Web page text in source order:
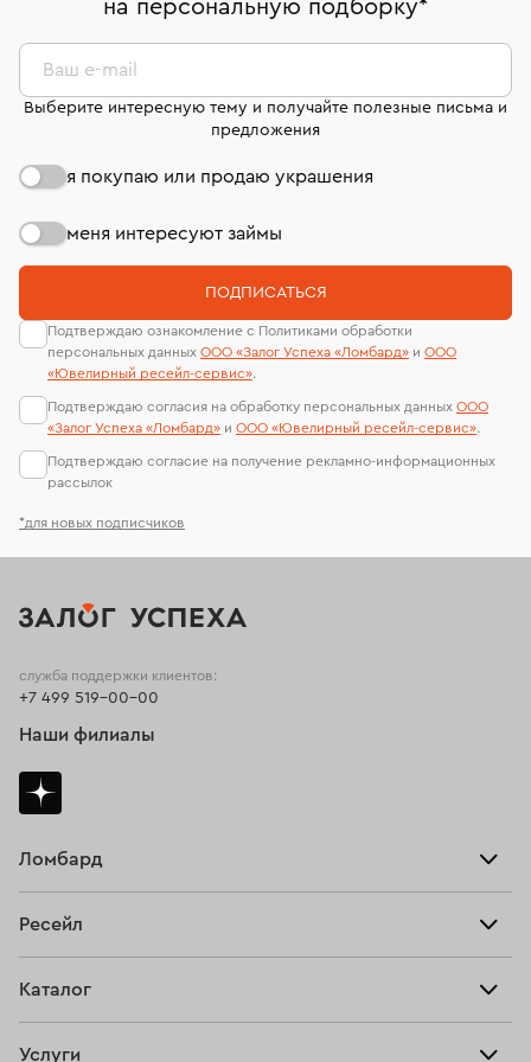
дней на возврат. Детальные условия возврата
комиссионных украшений и часов смотрите на
странице«Возврат украшений»
сертификаты МГУ и других геммологических
лабораторий
на персональную подборку*
*для новых подписчиков
Ваш e-mail
Выберите интересную тему и получайте полезные письма и
предложения
я покупаю или продаю украшения
меня интересуют займы
ПОДПИСАТЬСЯ
Подтверждаю ознакомление с Политиками обработки
персональных данных ООО «Залог Успеха «Ломбард» и ООО
«Ювелирный ресейл-сервиc».
Подтверждаю согласия на обработку персональных данных ООО
«Залог Успеха «Ломбард» и ООО «Ювелирный ресейл-сервиc».
Подтверждаю согласие на получение рекламно-информационных
рассылок
Ломбард
Тарифы
Ресейл
Каталог
Услуги
служба поддержки клиентов:
+7 499 519-00-00
Наши филиалы